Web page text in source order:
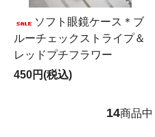
ソフト眼鏡ケース＊ブ
ルーチェックストライプ＆
レッドプチフラワー
450円(税込)
14商品中